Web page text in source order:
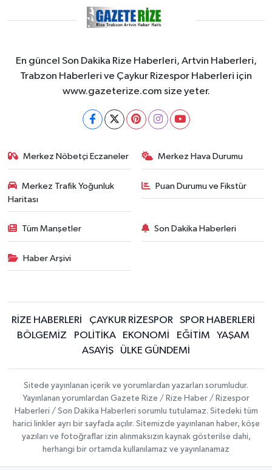
En güncel Son Dakika Rize Haberleri, Artvin Haberleri,
Trabzon Haberleri ve Çaykur Rizespor Haberleri için
www.gazeterize.com size yeter.
Merkez Nöbetçi Eczaneler Merkez Hava Durumu
Merkez Trafik Yoğunluk
Haritası
Puan Durumu ve Fikstür
Tüm Manşetler Son Dakika Haberleri
Haber Arşivi
RİZE HABERLERİ ÇAYKUR RİZESPOR
SPOR HABERLERİ
BÖLGEMİZ
POLİTİKA EKONOMİ EĞİTİM
YAŞAM
ASAYİŞ
ÜLKE GÜNDEMİ
Sitede yayınlanan içerik ve yorumlardan yazarları sorumludur.
Yayınlanan yorumlardan Gazete Rize / Rize Haber / Rizespor
Haberleri / Son Dakika Haberleri sorumlu tutulamaz. Sitedeki tüm
harici linkler ayrı bir sayfada açılır. Sitemizde yayınlanan haber, köşe
yazıları ve fotoğraflar izin alınmaksızın kaynak gösterilse dahi,
herhangi bir ortamda kullanılamaz ve yayınlanamaz